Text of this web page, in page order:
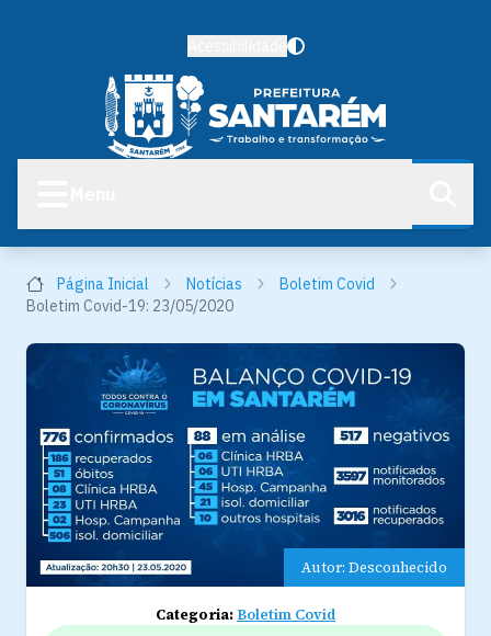
Página Inicial Notícias
Boletim Covid
Boletim Covid-19: 23/05/2020
Autor: Desconhecido
Categoria:Boletim Covid